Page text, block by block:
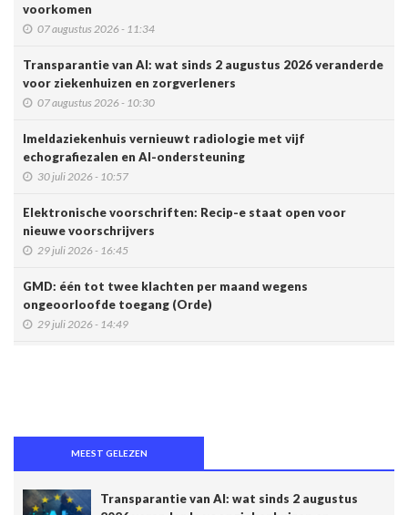
voorkomen
07 augustus 2026 - 11:34
Transparantie van AI: wat sinds 2 augustus 2026 veranderde
voor ziekenhuizen en zorgverleners
07 augustus 2026 - 10:30
Imeldaziekenhuis vernieuwt radiologie met vijf
echografiezalen en AI-ondersteuning
30 juli 2026 - 10:57
Elektronische voorschriften: Recip-e staat open voor
nieuwe voorschrijvers
29 juli 2026 - 16:45
GMD: één tot twee klachten per maand wegens
ongeoorloofde toegang (Orde)
29 juli 2026 - 14:49
Een op de vijf Amerikaanse jongeren maakt gebruik van een
chatbot voor zijn of haar geestelijke gezondheid
14 juli 2026 - 17:29
Alzheimer: een score voorspelt dementie tien jaar vóór het
MEEST GELEZEN
Transparantie van AI: wat sinds 2 augustus